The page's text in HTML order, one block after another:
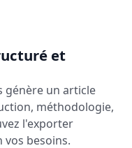
et
génère un article
méthodologie,
l'exporter
besoins.